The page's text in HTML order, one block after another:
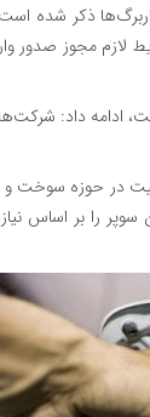
ذکر شده
مجوز صدور
واردات قطعی و صادر شده
در حوزه سوخت و
را بر اساس